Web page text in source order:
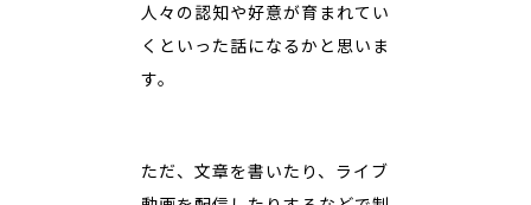
人々の認知や好意が育まれてい
くといった話になるかと思いま
す。
ただ、文章を書いたり、ライブ